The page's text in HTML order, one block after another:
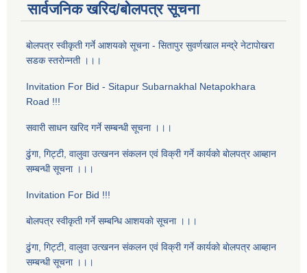
सार्वजनिक खरिद/बोलपत्र सूचना
बाेलपत्र स्वीकृती गर्ने आशयकाे सूचना - सितापुर सुवर्णखाल मन्द्रे नेटापाेखरा
सडक स्तराेन्नती ।।।
Invitation For Bid - Sitapur Subarnakhal Netapokhara
Road !!!
सवारी साधन खरिद गर्ने सम्बन्धी सूचना ।।।
ढुंगा, गिट्टी, वालुवा उत्खनन संकलन एवं विक्री गर्ने कार्यकाे बाेलपत्र आब्हान
सम्बन्धी सूचना ।।।
Invitation For Bid !!!
बाेलपत्र स्वीकृती गर्ने सम्बन्धि आशयकाे सूचना ।।।
ढुंगा, गिट्टी, वालुवा उत्खनन संकलन एवं विक्री गर्ने कार्यकाे बाेलपत्र आब्हान
सम्बन्धी सूचना ।।।